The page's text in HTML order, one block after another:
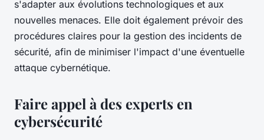
s'adapter aux évolutions technologiques et aux
nouvelles menaces. Elle doit également prévoir des
procédures claires pour la gestion des incidents de
sécurité, afin de minimiser l'impact d'une éventuelle
attaque cybernétique.
Faire appel à des experts en
cybersécurité